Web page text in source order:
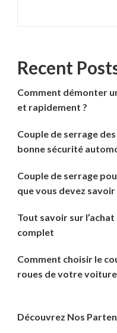
Recent
Comment démonter
et rapidement ?
Couple de serrage
bonne sécurité
Couple de serrage
que vous devez
Tout savoir sur l’achat
complet
Comment choisir le
roues de votre voiture
Découvrez Nos